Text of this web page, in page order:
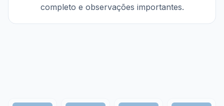
completo e observações importantes.